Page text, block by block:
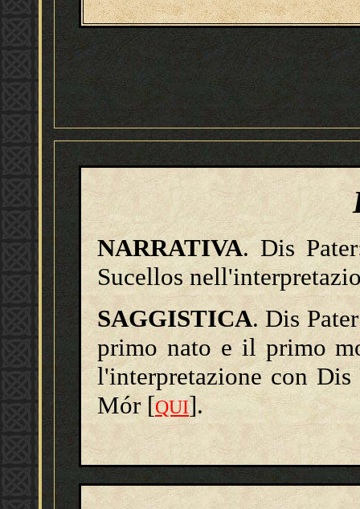
NARRATIVA. Dis
Sucellos
SAGGISTICA. Dis
primo nato e il primo
l'interpretazione con Dis
Mór [QUI].